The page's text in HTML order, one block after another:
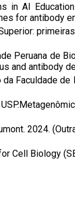
in AI
for antibody
Peruana de
and antibody
Faculdade
2024.
Cell Biology